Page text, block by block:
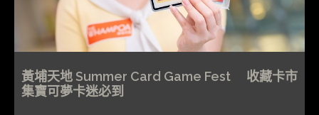
黃埔天地 Summer Card Game Fest 收藏卡市
集寶可夢卡迷必到